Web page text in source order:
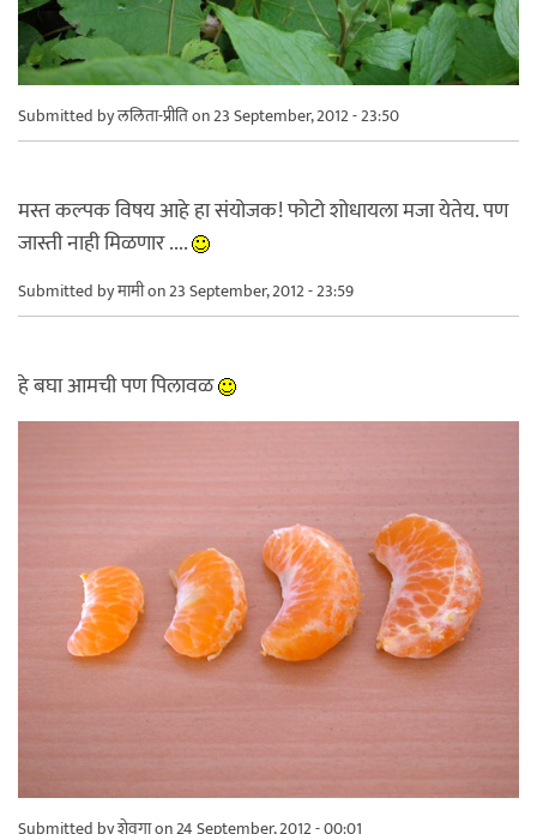
Submitted byललिता-प्रीतिon 23 September, 2012 - 23:50
मस्त कल्पक विषय आहे हा संयोजक! फोटो शोधायला मजा येतेय. पण
जास्ती नाही मिळणार ....
Submitted byमामीon 23 September, 2012 - 23:59
हे बघा आमची पण पिलावळ
Submitted byशेवगाon 24 September, 2012 - 00:01